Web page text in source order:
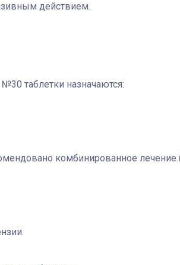
действием.
таблетки назначаются:
комбинированное лечение